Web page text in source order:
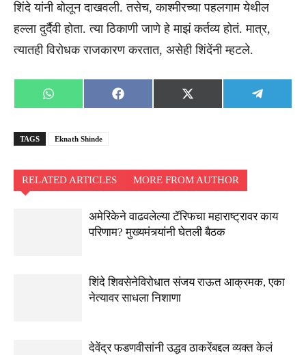
शिंदे यांनी बोलून दाखवली. तसेच, काश्मीरच्या पहलगाम येथील
हल्ला दुर्दैवी होता. त्या ठिकाणी जाणे हे माझं कर्तव्य होतं. मात्र,
त्यातही विरोधक राजकारण करतात, असेही शिंदेंनी म्हटले.
Share
on
WhatsApp
Share
on
Facebook
Share
on
X
(Twitter)
Share
on
TAGS Eknath Shinde
RELATED ARTICLES MORE FROM AUTHOR
अमेरिकेने वाढवलेल्या टॅरिफचा महाराष्ट्रावर काय
परिणाम? मुख्यमंत्र्यांनी घेतली बैठक
शिंदे शिवसेनेविरोधात संजय राऊत आक्रमक, एका
नेत्यावर साधला निशाणा
देवेंद्र फडणवीसांनी उद्धव ठाकरेंबद्दल व्यक्त केलं